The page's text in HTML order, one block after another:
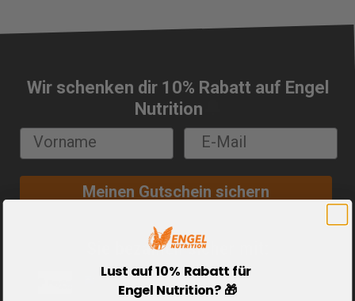
Wir schenken dir 10% Rabatt auf Engel
Nutrition
Meinen Gutschein sichern
Sie bezahlen sicher mit:
Lust auf 10% Rabatt für
Engel Nutrition? 🎁